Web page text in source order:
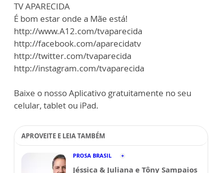
TV APARECIDA
É bom estar onde a Mãe está!
http://www.A12.com/tvaparecida
http://facebook.com/aparecidatv
http://twitter.com/tvaparecida
http://instagram.com/tvaparecida
Baixe o nosso Aplicativo gratuitamente no seu
celular, tablet ou iPad.
APROVEITE E LEIA TAMBÉM
PROSA BRASIL
Jéssica & Juliana e Tôny Sampaios